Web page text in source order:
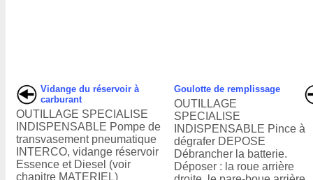
Vidange du réservoir à
carburant
OUTILLAGE SPECIALISE
INDISPENSABLE Pompe de
transvasement pneumatique
INTERCO, vidange réservoir
Essence et Diesel (voir
chapitre MATERIEL)
Goulotte de remplissage
OUTILLAGE
SPECIALISE
INDISPENSABLE Pince à
dégrafer DEPOSE
Débrancher la batterie.
Déposer : la roue arrière